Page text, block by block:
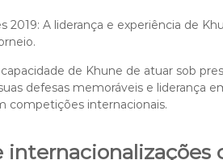
2019: A liderança e experiência de
de Khune de atuar sob
defesas memoráveis e liderança
competições internacionais.